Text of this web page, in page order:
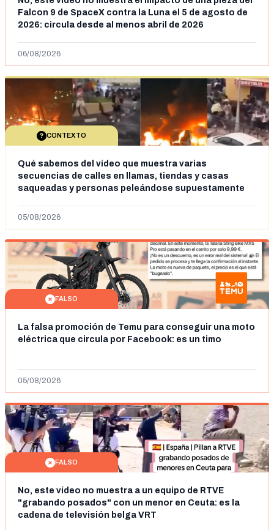
Falcon 9 de SpaceX contra la Luna el 5 de agosto de
2026: circula desde al menos abril de 2026
06/08/2026
CONTEXTO
Qué sabemos del vídeo que muestra varias
secuencias de calles en llamas, tiendas y casas
saqueadas y personas peleándose supuestamente
situación irregular a Ceuta
05/08/2026
FALSO
La falsa promoción de Temu para conseguir una moto
eléctrica que circula por Facebook: es un timo
05/08/2026
FALSO
No, este vídeo no muestra a un equipo de RTVE
"grabando posados" con un menor en Ceuta: es la
cadena de televisión belga VRT